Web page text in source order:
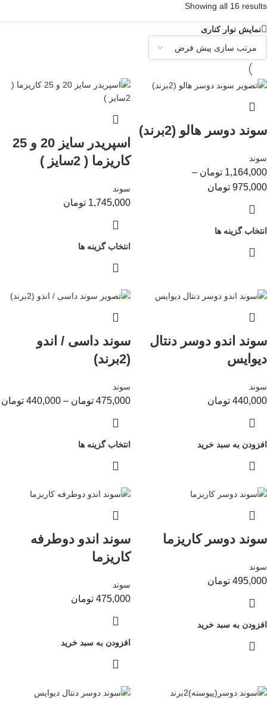
Showing all 16 results
نمایش نوار کناری
سوند دوسر هالو (2برند)
سوند
1,164,000 تومان –
975,000 تومان
انتخاب گزینه ها
اسپریدر سایز 20 و 25
کاریزما ( 2سایز )
سوند
1,745,000 تومان
انتخاب گزینه ها
سوند اندو دوسر دنتال
دیوایس
سوند
440,000 تومان
افزودن به سبد خرید
سوند داسی / اندو
(2برند)
سوند
475,000 تومان –
440,000 تومان
انتخاب گزینه ها
سوند دوسر کاریزما
سوند
495,000 تومان
افزودن به سبد خرید
سوند اندو دوطرفه
کاریزما
سوند
475,000 تومان
افزودن به سبد خرید